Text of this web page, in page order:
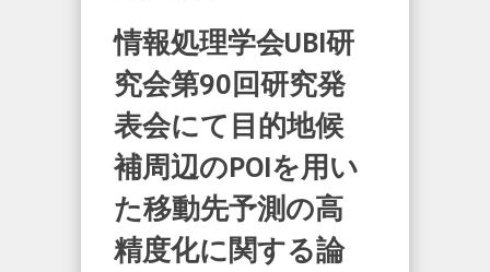
情報処理学会UBI研
究会第90回研究発
表会にて目的地候
補周辺のPOIを用い
た移動先予測の高
精度化に関する論